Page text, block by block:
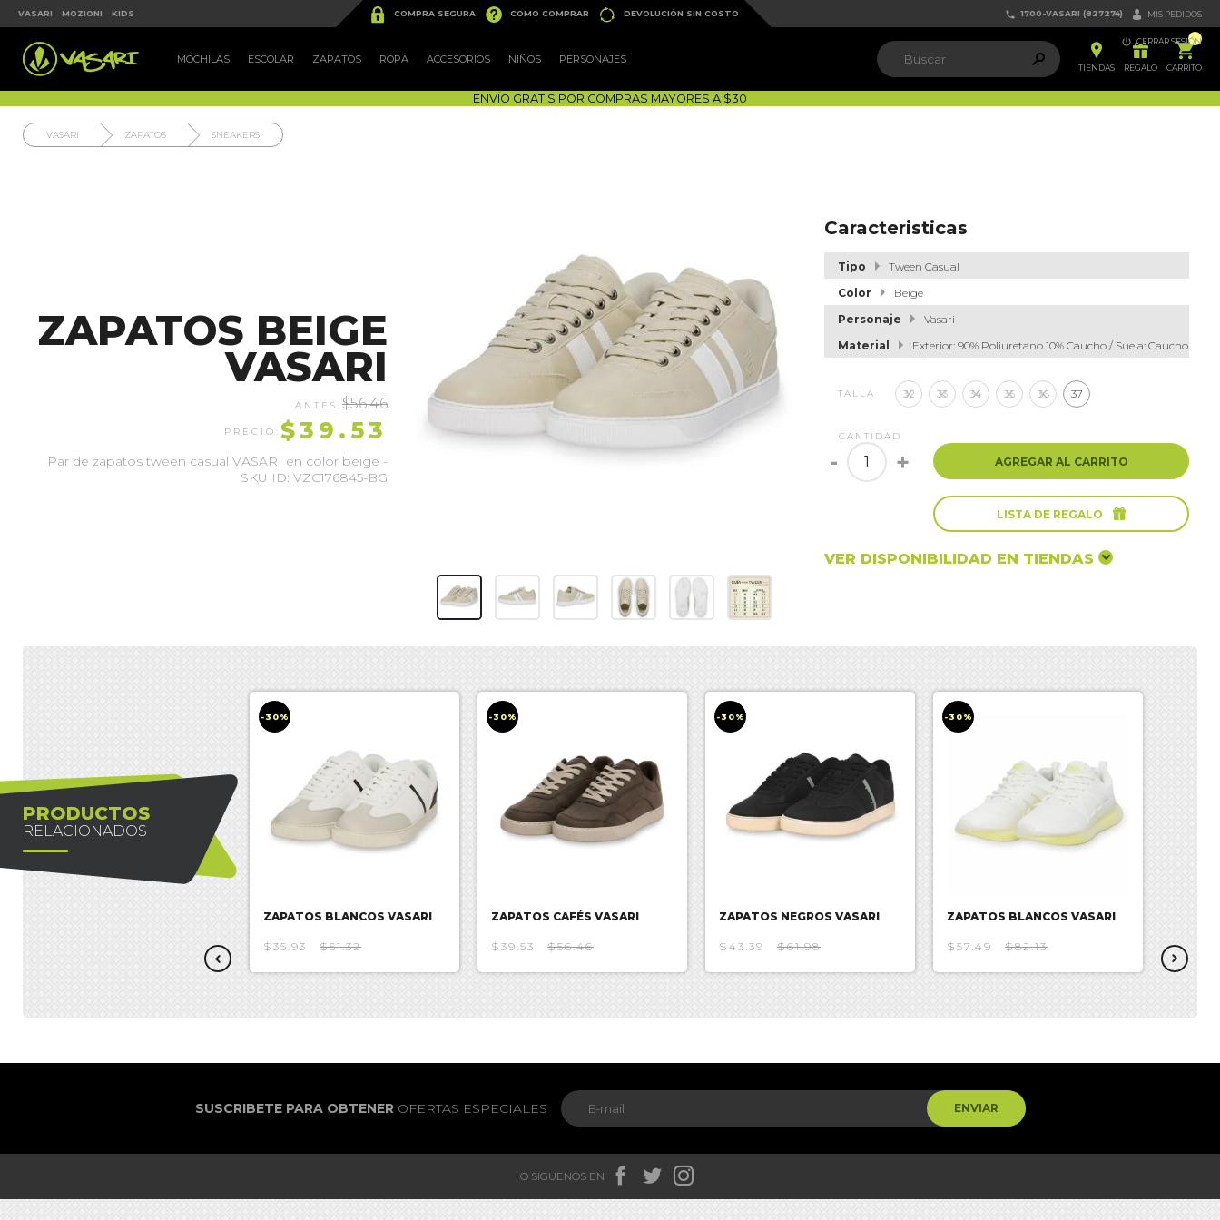
VASARI MOZIONI KIDS  COMPRA SEGURA  COMO COMPRAR  DEVOLUCIÓN SIN COSTO  1700-VASARI (827274)  MIS PEDIDOS
 CERRAR SESIÓN
 MOCHILAS ESCOLAR ZAPATOS ROPA ACCESORIOS NIÑOS PERSONAJES  
TIENDAS

REGALO
ຐ
CARRITO
ENVÍO GRATIS POR COMPRAS MAYORES A $30
VASARI ZAPATOS SNEAKERS
ZAPATOS BEIGE
VASARI
$56.46
$39.53
Par de zapatos tween casual VASARI en color beige -
SKU ID: VZC176845-BG
Caracteristicas
Tipo
Tween Casual
Color
Beige
Personaje
Vasari
Material
Exterior: 90% Poliuretano 10% Caucho / Suela: Caucho
TALLA 32 33 34 35 36 37
CANTIDAD
- + AGREGAR AL CARRITO
LISTA DE REGALO 
VER DISPONIBILIDAD EN TIENDAS
PRODUCTOS
RELACIONADOS
-30%
ZAPATOS BLANCOS VASARI
$35.93 $51.32
-30%
ZAPATOS CAFÉS VASARI
$39.53 $56.46
-30%
ZAPATOS NEGROS VASARI
$43.39 $61.98
-30%
ZAPATOS BLANCOS VASARI
$57.49 $82.13 $43.11
SUSCRIBETE PARA OBTENEROFERTAS ESPECIALES ENVIAR
O SIGUENOS EN   